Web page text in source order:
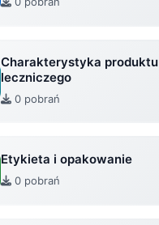
Charakterystyka produktu
leczniczego
0 pobrań
Etykieta i opakowanie
0 pobrań